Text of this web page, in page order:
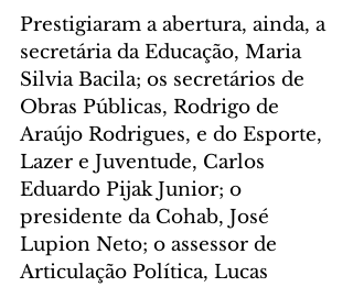
Prestigiaram a abertura, ainda, a
secretária da Educação, Maria
Silvia Bacila; os secretários de
Obras Públicas, Rodrigo de
Araújo Rodrigues, e do Esporte,
Lazer e Juventude, Carlos
Eduardo Pijak Junior; o
presidente da Cohab, José
Lupion Neto; o assessor de
Articulação Política, Lucas